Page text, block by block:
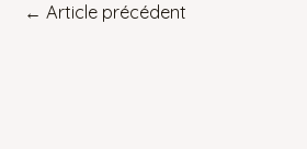
← Article précédent